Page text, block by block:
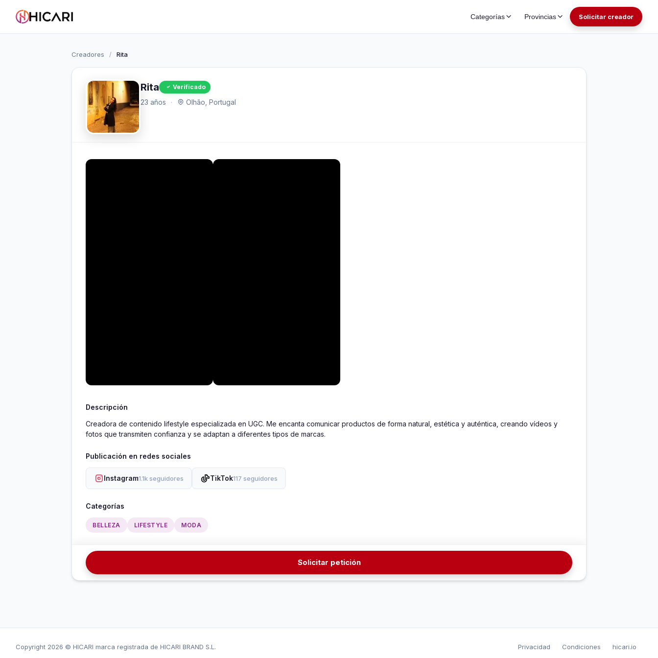
Categorías Provincias Solicitar creador
Creadores / Rita
Rita Verificado
23 años · Olhão, Portugal
Descripción
Creadora de contenido lifestyle especializada en UGC. Me encanta comunicar productos de forma natural, estética y auténtica, creando vídeos y
fotos que transmiten confianza y se adaptan a diferentes tipos de marcas.
Publicación en redes sociales
Instagram1.1k seguidores TikTok117 seguidores
Categorías
BELLEZA LIFESTYLE MODA
Solicitar petición
Copyright 2026 © HICARI marca registrada de HICARI BRAND S.L. Privacidad Condiciones hicari.io